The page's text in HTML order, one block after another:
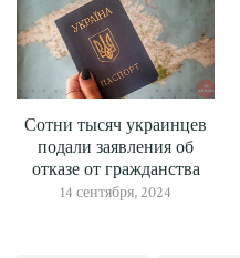
Сотни тысяч украинцев
подали заявления об
отказе от гражданства
14 сентября, 2024